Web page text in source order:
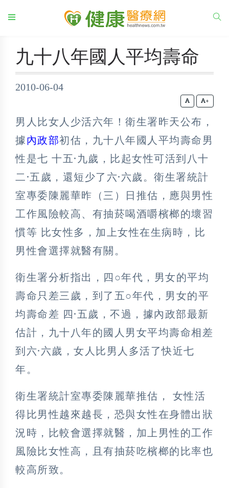
九十八年國人平均壽命
2010-06-04
+
男人比女人少活六年！衛生署昨天公布，
據內政部初估，九十八年國人平均壽命男
性是七 十五·九歲，比起女性可活到八十
二·五歲，還短少了六·六歲。衛生署統計
室專委陳麗華昨（三）日推估，應與男性
工作風險較高、有抽菸喝酒嚼檳榔的壞習
慣等 比女性多，加上女性在生病時，比
男性會選擇就醫有關。
衛生署分析指出，四○年代，男女的平均
壽命只差三歲，到了五○年代，男女的平
均壽命差 四·五歲，不過，據內政部最新
估計，九十八年的國人男女平均壽命相差
到六·六歲，女人比男人多活了快近七
年。
衛生署統計室專委陳麗華推估， 女性活
得比男性越來越長，恐與女性在身體出狀
況時，比較會選擇就醫，加上男性的工作
風險比女性高，且有抽菸吃檳榔的比率也
較高所致。